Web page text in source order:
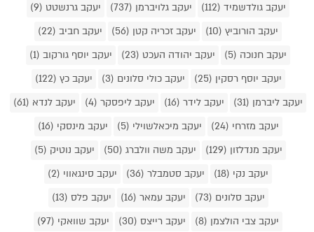
יעקב גולדשמיד (112)
יעקב גלויברמן (737)
יעקב גרנשטט (9)
יעקב הורוביץ (10)
יעקב זכריה קטן (56)
יעקב חביב (22)
יעקב חנוכה (5)
יעקב יהודה העכט (23)
יעקב יוסף גורקוב (1)
יעקב יוסף רסקין (25)
יעקב כולי סלונים (3)
יעקב כץ (122)
יעקב ליברמן (31)
יעקב לידר (16) יעקב ליפסקר (4)
יעקב לנדא (61)
יעקב מזרחי (24)
יעקב מיכאלשוילי (5)
יעקב מינסקי (16)
יעקב מנדלזון (129)
יעקב משה וולברג (50)
יעקב נוטיק (5)
יעקב נקי (18)
יעקב סטמבלר (36)
יעקב סינגאווי (2)
יעקב סלונים (73)
יעקב עמאר (16)
יעקב פלס (13)
יעקב צבי הולצמן (8)
יעקב רייצס (30)
יעקב שוואקי (97)